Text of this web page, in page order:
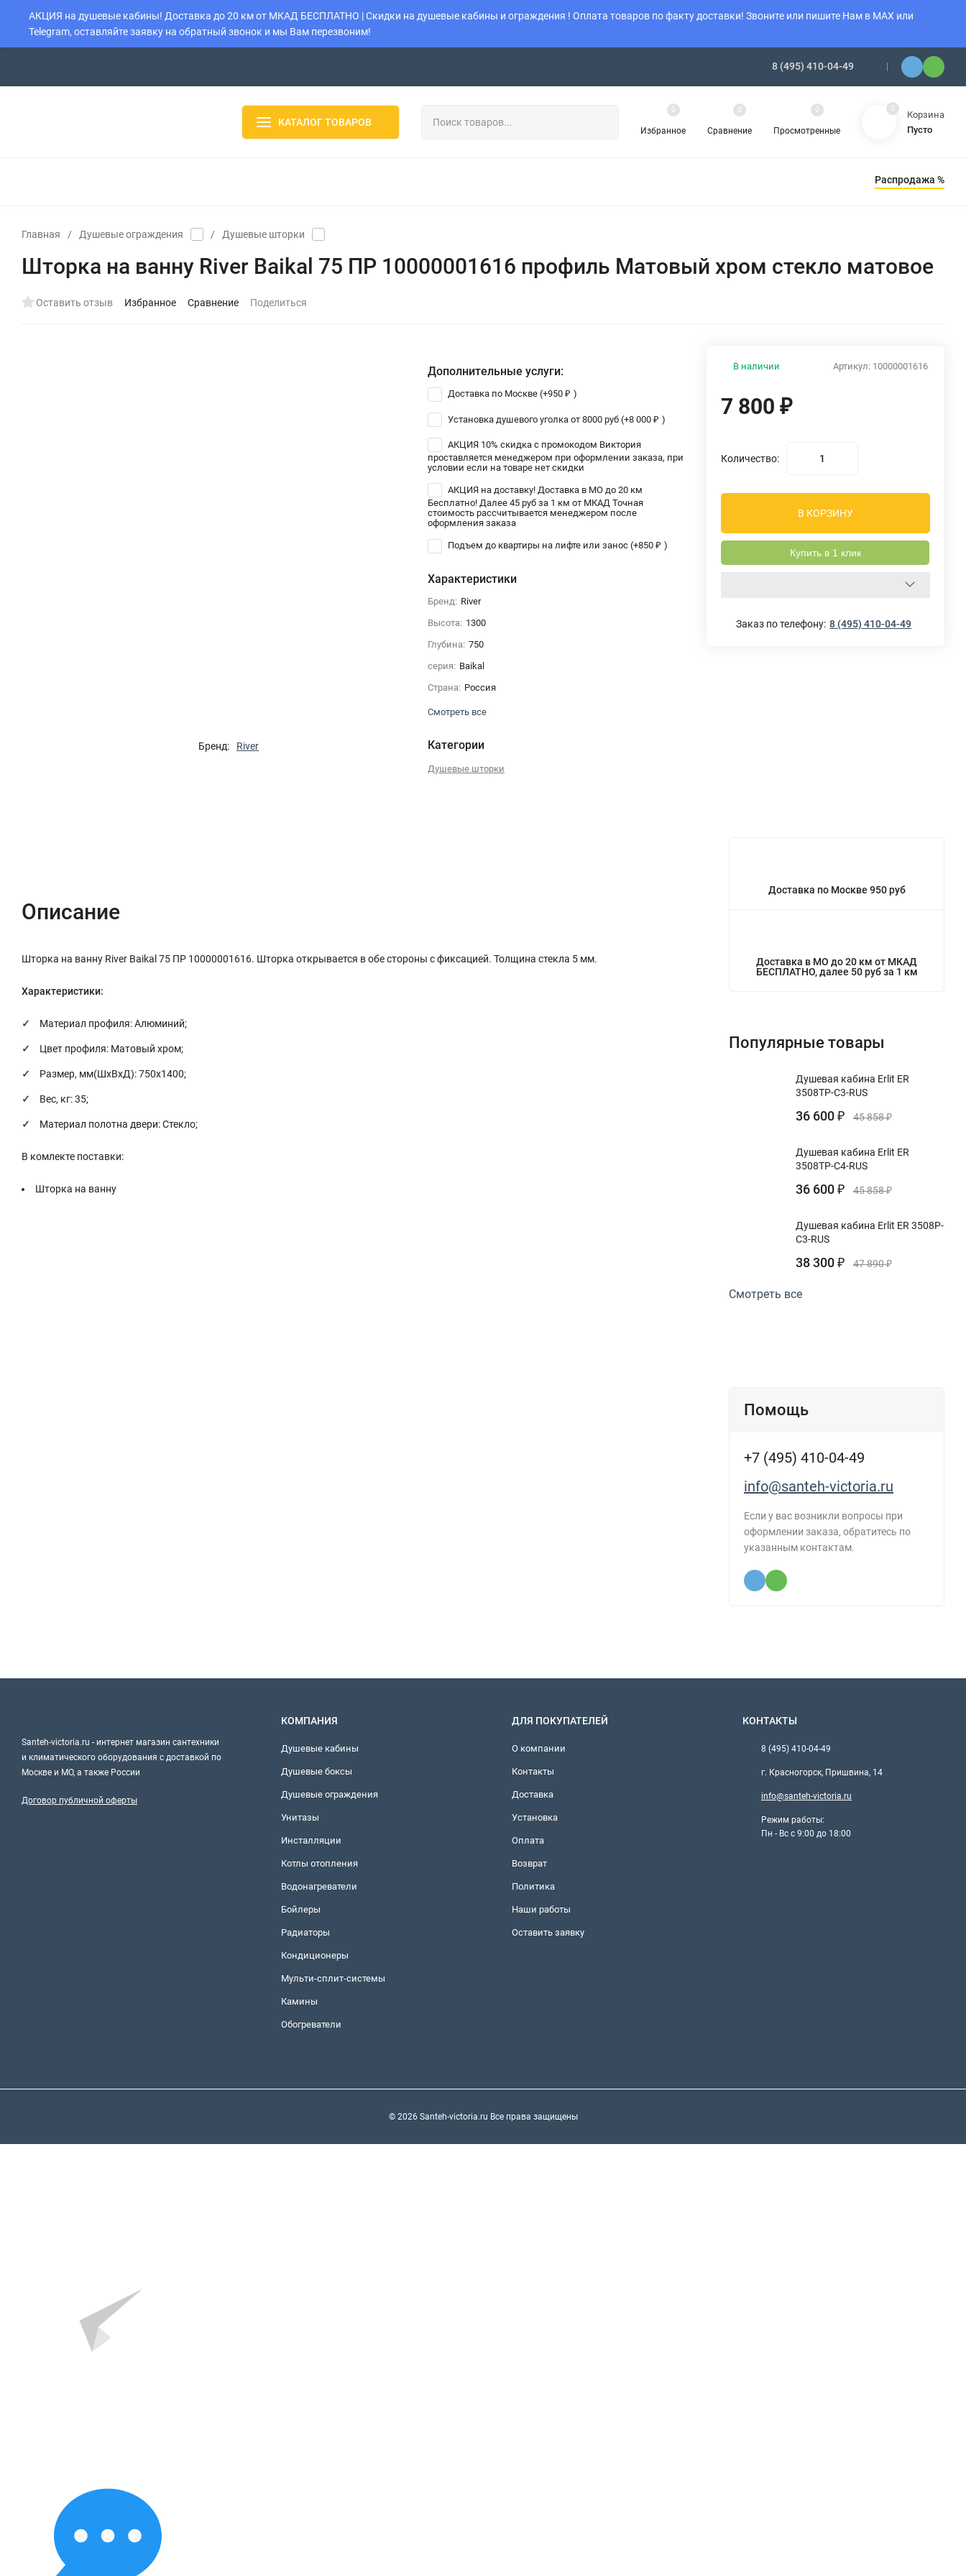
АКЦИЯ на душевые кабины! Доставка до 20 км от МКАД БЕСПЛАТНО | Скидки на душевые кабины и ограждения ! Оплата товаров по факту доставки! Звоните или пишите Нам в MAX или
Telegram, оставляйте заявку на обратный звонок и мы Вам перезвоним!
8 (495) 410-04-49
КАТАЛОГ ТОВАРОВ
Избранное
0
Сравнение
0
Просмотренные
0 0
Корзина
Пусто
Распродажа %
Главная / Душевые ограждения / Душевые шторки
Шторка на ванну River Baikal 75 ПР 10000001616 профиль Матовый хром стекло матовое
Оставить отзыв Избранное Сравнение Поделиться
Бренд: River
Дополнительные услуги:
Доставка по Москве (+950 ₽ )
Установка душевого уголка от 8000 руб (+8 000 ₽ )
АКЦИЯ 10% скидка с промокодом Виктория
проставляется менеджером при оформлении заказа, при
условии если на товаре нет скидки
АКЦИЯ на доставку! Доставка в МО до 20 км
Бесплатно! Далее 45 руб за 1 км от МКАД Точная
стоимость рассчитывается менеджером после
оформления заказа
Подъем до квартиры на лифте или занос (+850 ₽ )
Характеристики
Бренд: River
Высота: 1300
Глубина: 750
серия: Baikal
Страна: Россия
Смотреть все
Категории
Душевые шторки
Артикул: 10000001616
В наличии
7 800₽
Количество:
В КОРЗИНУ
Купить в 1 клик
Заказ по телефону: 8 (495) 410-04-49
Описание
Шторка на ванну River Baikal 75 ПР 10000001616. Шторка открывается в обе стороны с фиксацией. Толщина стекла 5 мм.
Характеристики:
Материал профиля: Алюминий;
Цвет профиля: Матовый хром;
Размер, мм(ШxВxД): 750x1400;
Вес, кг: 35;
Материал полотна двери: Стекло;
В комлекте поставки:
Шторка на ванну
Доставка по Москве 950 руб
Доставка в МО до 20 км от МКАД
БЕСПЛАТНО, далее 50 руб за 1 км
Популярные товары
Душевая кабина Erlit ER
3508TP-C3-RUS
36 600 ₽ 45 858₽
Душевая кабина Erlit ER
3508TP-C4-RUS
36 600 ₽ 45 858₽
Душевая кабина Erlit ER 3508P-
C3-RUS
38 300 ₽ 47 890₽
Смотреть все
Помощь
+7 (495) 410-04-49
info@santeh-victoria.ru
Если у вас возникли вопросы при
оформлении заказа, обратитесь по
указанным контактам.
Santeh-victoria.ru - интернет магазин сантехники
и климатического оборудования с доставкой по
Москве и МО, а также России
Договор публичной оферты
КОМПАНИЯ
Душевые кабины
Душевые боксы
Душевые ограждения
Унитазы
Инсталляции
Котлы отопления
Водонагреватели
Бойлеры
Радиаторы
Кондиционеры
Мульти-сплит-системы
Камины
Обогреватели
ДЛЯ ПОКУПАТЕЛЕЙ
О компании
Контакты
Доставка
Установка
Оплата
Возврат
Политика
Наши работы
Оставить заявку
КОНТАКТЫ
8 (495) 410-04-49
г. Красногорск, Пришвина, 14
info@santeh-victoria.ru
Режим работы:
Пн - Вс с 9:00 до 18:00
© 2026 Santeh-victoria.ru Все права защищены